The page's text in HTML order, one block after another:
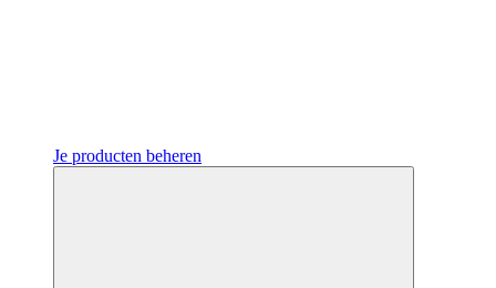
Je producten beheren